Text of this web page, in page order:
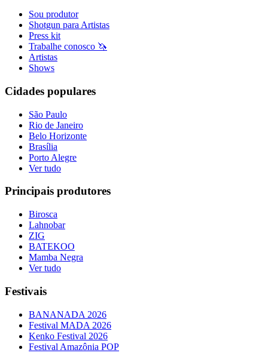
Sou produtor
Shotgun para Artistas
Press kit
Trabalhe conosco 🦄
Artistas
Shows
Cidades populares
São Paulo
Rio de Janeiro
Belo Horizonte
Brasília
Porto Alegre
Ver tudo
Principais produtores
Birosca
Lahnobar
ZIG
BATEKOO
Mamba Negra
Ver tudo
Festivais
BANANADA 2026
Festival MADA 2026
Kenko Festival 2026
Festival Amazônia POP